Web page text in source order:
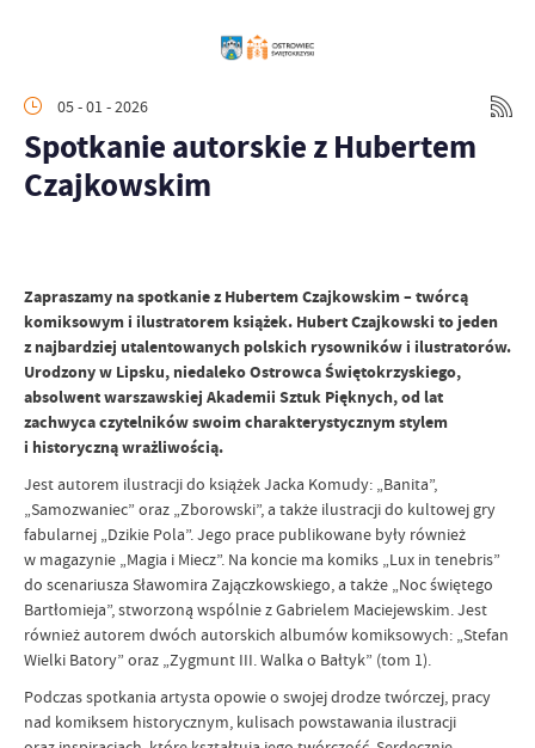
05 - 01 - 2026
Spotkanie autorskie z Hubertem
Czajkowskim
Zapraszamy na spotkanie z Hubertem Czajkowskim – twórcą
komiksowym i ilustratorem książek. Hubert Czajkowski to jeden
z najbardziej utalentowanych polskich rysowników i ilustratorów.
Urodzony w Lipsku, niedaleko Ostrowca Świętokrzyskiego,
absolwent warszawskiej Akademii Sztuk Pięknych, od lat
zachwyca czytelników swoim charakterystycznym stylem
i historyczną wrażliwością.
Jest autorem ilustracji do książek Jacka Komudy: „Banita”,
„Samozwaniec” oraz „Zborowski”, a także ilustracji do kultowej gry
fabularnej „Dzikie Pola”. Jego prace publikowane były również
w magazynie „Magia i Miecz”. Na koncie ma komiks „Lux in tenebris”
do scenariusza Sławomira Zajączkowskiego, a także „Noc świętego
Bartłomieja”, stworzoną wspólnie z Gabrielem Maciejewskim. Jest
również autorem dwóch autorskich albumów komiksowych: „Stefan
Wielki Batory” oraz „Zygmunt III. Walka o Bałtyk” (tom 1).
Podczas spotkania artysta opowie o swojej drodze twórczej, pracy
nad komiksem historycznym, kulisach powstawania ilustracji